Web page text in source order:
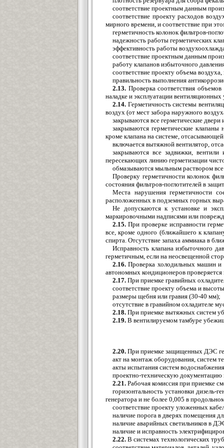
соответствие проектным данным
соответствие проекту расходов
мирного времени, и соответствие при
герметичность колонок фильтров-
надежность работы герметических
эффективность работы
соответствие проектным данным
работу клапанов избыточного
соответствие проекту объема
правильность выполнения
2.13. Проверка соответствия
наладке и эксплуатации
2.14. Герметичность системы
воздух (от мест забора наружного
закрываются все герметические
закрываются герметические
кроме клапана на системе,
включается вытяжной вентилятор,
закрываются все задвижки,
пересекающих линию герметизации
обмазываются мыльным раствором
Проверку герметичности колонок
состояния фильтров-поглотителей в
Места нарушения герметичности
расположенных в подземных горных
Не допускаются к установке и
маркировочными надписями или
2.15. При проверке исправности
все, кроме одного (ближайшего к
спирта. Отсутствие запаха аммиака в
Исправность клапана избыточного
герметичным, если на неосвещенной
2.16. Проверка холодильных машин и
автономных кондиционеров
2.17. При приемке гравийных
соответствие проекту объема и
размеры щебня или гравия (30-40 мм);
отсутствие в гравийном охладителе
2.18. При приемке вытяжных систем
2.19. В вентилируемом тамбуре
2.20. При приемке защищенных ДЭС
акт на монтаж оборудования, систем
акты испытания систем
проектно-техническую документацию
2.21. Рабочая комиссия при приемке
горизонтальность установки
генератора и не более 0,005 в
соответствие проекту уложенных
наличие порога в дверях помещения
наличие аварийных светильников в
наличие и исправность
2.22. В системах технологических